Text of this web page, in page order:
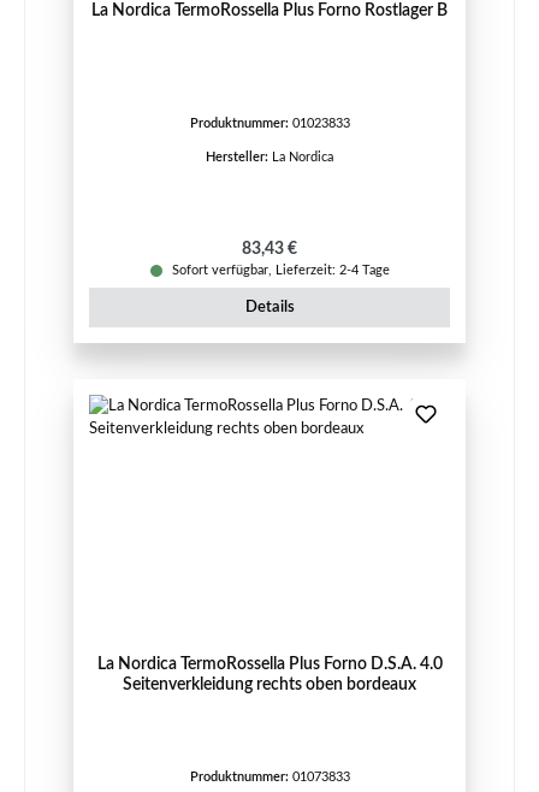
La Nordica TermoRossella Plus Forno Rostlager B
Produktnummer: 01023833
Hersteller: La Nordica
Regulärer Preis:
83,43 €
Sofort verfügbar, Lieferzeit: 2-4 Tage
Details
La Nordica TermoRossella Plus Forno D.S.A. 4.0
Seitenverkleidung rechts oben bordeaux
Produktnummer: 01073833